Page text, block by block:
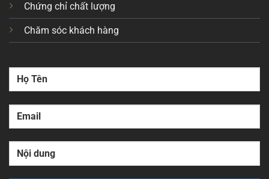
Chứng chỉ chất lượng
Chăm sóc khách hàng